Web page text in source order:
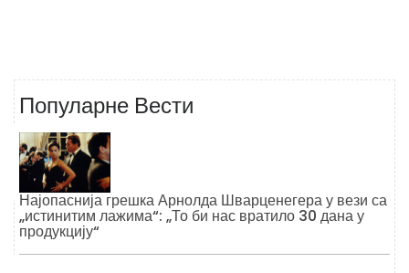
Популарне Вести
Најопаснија грешка Арнолда Шварценегера у вези са
„истинитим лажима“: „То би нас вратило 30 дана у
продукцију“